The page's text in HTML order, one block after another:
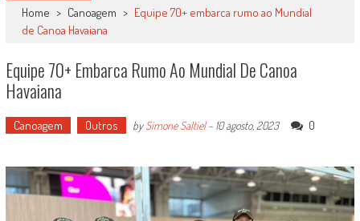
Home > Canoagem > Equipe 70+ embarca rumo ao Mundial
de Canoa Havaiana
Equipe 70+ Embarca Rumo Ao Mundial De Canoa
Havaiana
Canoagem Outros bySimone Saltiel- 10 agosto, 2023 0